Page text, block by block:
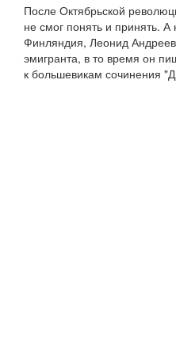
После Октябрьской
не смог понять и принять. А
Финляндия, Леонид Андреев
эмигранта, в то время он
к большевикам сочинения